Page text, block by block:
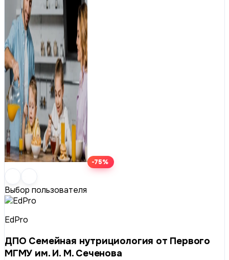
-75%
Выбор пользователя
EdPro
ДПО Семейная нутрициология от Первого
МГМУ им. И. М. Сеченова